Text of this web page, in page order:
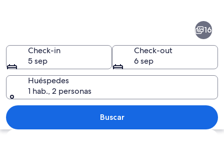
Altos árboles de hoja perenne
16
Check-in
5 sep
Check-out
6 sep
Huéspedes
1 hab., 2 personas
Buscar
Explorar mapa